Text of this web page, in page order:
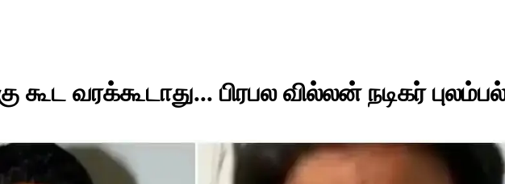
கூட வரக்கூடாது... பிரபல வில்லன் நடிகர்